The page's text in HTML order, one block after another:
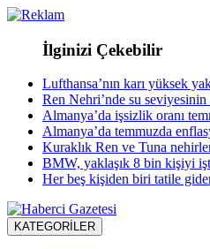
İlginizi Çekebilir
Lufthansa’nın karı yüksek
Ren Nehri’nde su
Almanya’da işsizlik oranı
Almanya’da temmuzda
Kuraklık Ren ve Tuna
BMW, yaklaşık 8 bin kişiyi
Her beş kişiden biri tatile
KATEGORİLER